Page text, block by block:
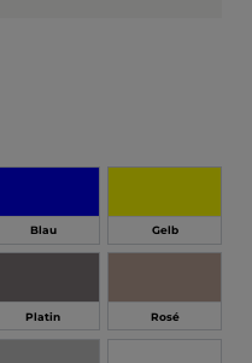
Blau Gelb
Platin Rosé